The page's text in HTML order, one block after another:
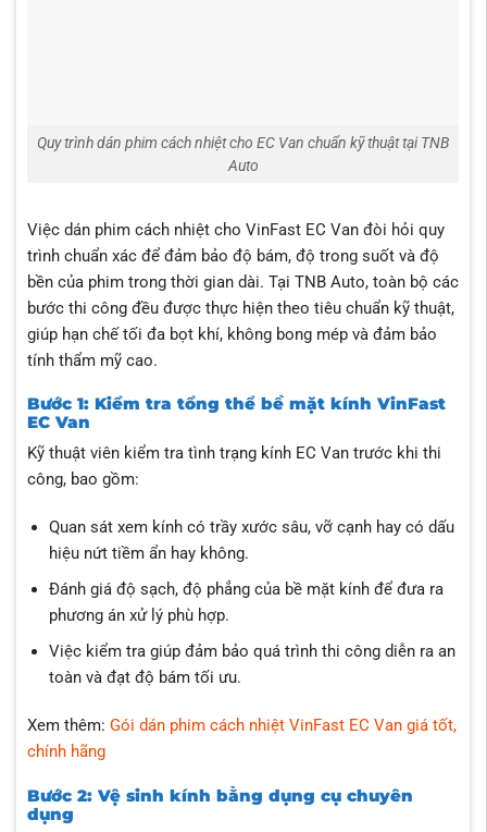
Quy trình dán phim cách nhiệt cho EC Van chuẩn kỹ thuật tại TNB
Auto
Việc dán phim cách nhiệt cho VinFast EC Van đòi hỏi quy
trình chuẩn xác để đảm bảo độ bám, độ trong suốt và độ
bền của phim trong thời gian dài. Tại TNB Auto, toàn bộ các
bước thi công đều được thực hiện theo tiêu chuẩn kỹ thuật,
giúp hạn chế tối đa bọt khí, không bong mép và đảm bảo
tính thẩm mỹ cao.
Bước 1: Kiểm tra tổng thể bề mặt kính VinFast
EC Van
Kỹ thuật viên kiểm tra tình trạng kính EC Van trước khi thi
công, bao gồm:
Quan sát xem kính có trầy xước sâu, vỡ cạnh hay có dấu
hiệu nứt tiềm ẩn hay không.
Đánh giá độ sạch, độ phẳng của bề mặt kính để đưa ra
phương án xử lý phù hợp.
Việc kiểm tra giúp đảm bảo quá trình thi công diễn ra an
toàn và đạt độ bám tối ưu.
Xem thêm: Gói dán phim cách nhiệt VinFast EC Van giá tốt,
chính hãng
Bước 2: Vệ sinh kính bằng dụng cụ chuyên
dụng